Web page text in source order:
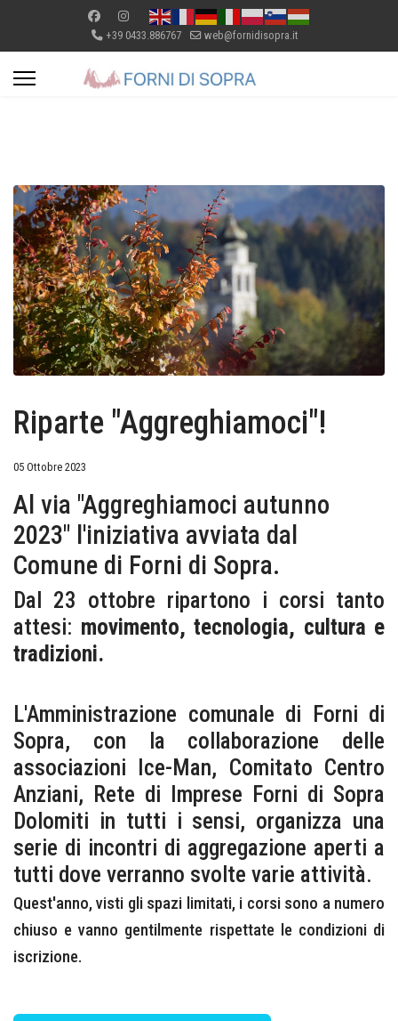
+39 0433.886767 web@fornidisopra.it
Riparte "Aggreghiamoci"!
05 Ottobre 2023
Al via "Aggreghiamoci autunno
2023" l'iniziativa avviata dal
Comune di Forni di Sopra.
Dal 23 ottobre ripartono i corsi tanto
attesi: movimento, tecnologia, cultura e
tradizioni.
L'Amministrazione comunale di Forni di
Sopra, con la collaborazione delle
associazioni Ice-Man, Comitato Centro
Anziani, Rete di Imprese Forni di Sopra
Dolomiti in tutti i sensi, organizza una
serie di incontri di aggregazione aperti a
tutti dove verranno svolte varie attività.
Quest'anno, visti gli spazi limitati, i corsi sono a numero
chiuso e vanno gentilmente rispettate le condizioni di
iscrizione.